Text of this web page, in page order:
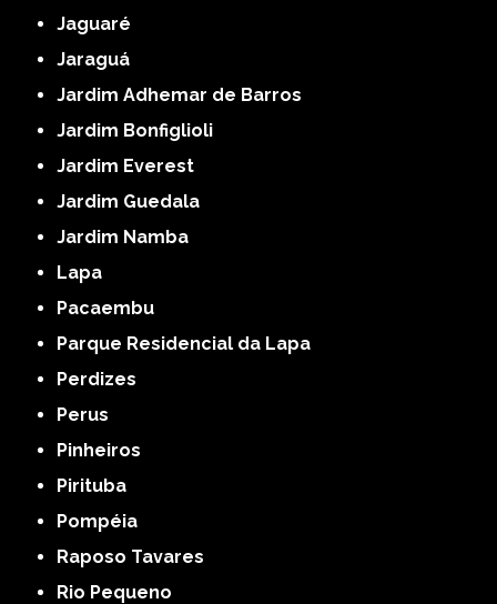
Jaguaré
Jaraguá
Jardim Adhemar de Barros
Jardim Bonfiglioli
Jardim Everest
Jardim Guedala
Jardim Namba
Lapa
Pacaembu
Parque Residencial da Lapa
Perdizes
Perus
Pinheiros
Pirituba
Pompéia
Raposo Tavares
Rio Pequeno